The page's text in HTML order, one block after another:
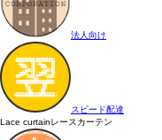
法人向け
スピード配達
Lace curtainレースカーテン